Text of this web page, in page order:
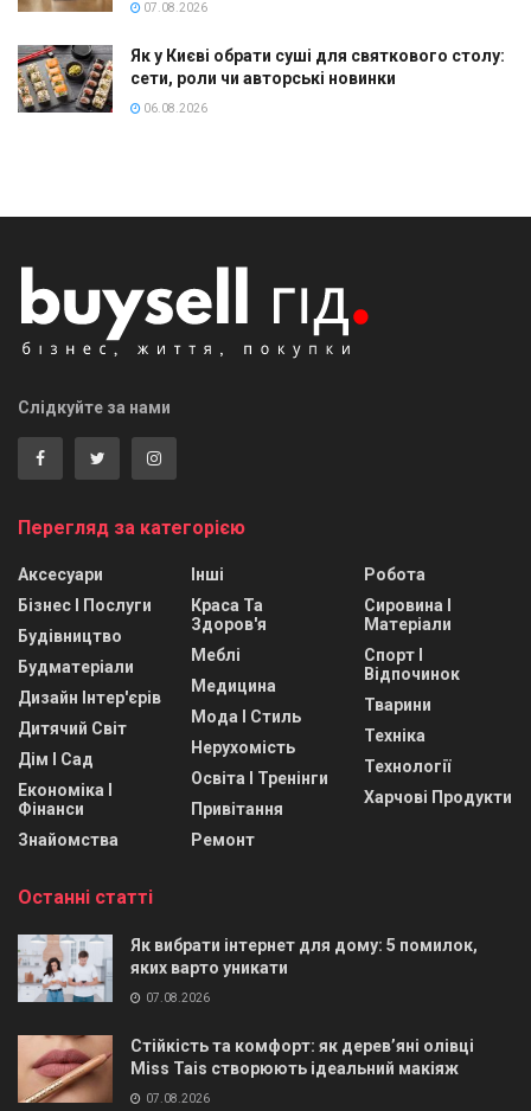
07.08.2026
Як у Києві обрати суші для святкового столу:
сети, роли чи авторські новинки
06.08.2026
Слідкуйте за нами
Перегляд за категорією
Аксесуари
Бізнес І Послуги
Будівництво
Будматеріали
Дизайн Інтер'єрів
Дитячий Світ
Дім І Сад
Економіка І
Фінанси
Знайомства
Інші
Краса Та
Здоров'я
Меблі
Медицина
Мода І Стиль
Нерухомість
Освіта І Тренінги
Привітання
Ремонт
Робота
Сировина І
Матеріали
Спорт І
Відпочинок
Тварини
Техніка
Технології
Харчові Продукти
Останні статті
Як вибрати інтернет для дому: 5 помилок,
яких варто уникати
07.08.2026
Стійкість та комфорт: як дерев’яні олівці
Miss Tais створюють ідеальний макіяж
07.08.2026